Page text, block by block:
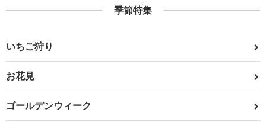
季節特集
いちご狩り
お花見
ゴールデンウィーク